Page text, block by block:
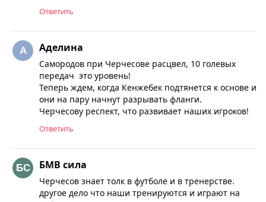
Ответить
Аделина
Самородов при Черчесове расцвел, 10 голевых
передач это уровень!
Теперь ждем, когда Кенжебек подтянется к основе и
они на пару начнут разрывать фланги.
Черчесову респект, что развивает наших игроков!
Ответить
БМВ сила
Черчесов знает толк в футболе и в тренерстве.
другое дело что наши тренируются и играют на